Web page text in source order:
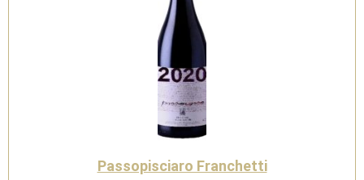
Passopisciaro Franchetti